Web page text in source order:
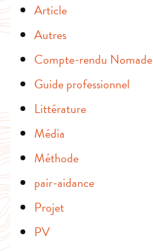
Article
Autres
Compte-rendu Nomade
Guide professionnel
Littérature
Média
Méthode
pair-aidance
Projet
PV